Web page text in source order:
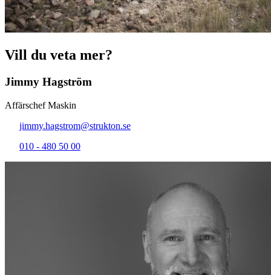
Vill du veta mer?
Jimmy Hagström
Affärschef Maskin
jimmy.hagstrom@strukton.se
010 - 480 50 00